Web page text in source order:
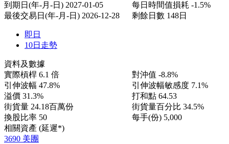
到期日(年-月-日) 2027-01-05 每日時間值損耗 -1.5%
最後交易日(年-月-日) 2026-12-28 剩餘日數 148日
即日
10日走勢
資料及數據
實際槓桿 6.1 倍 對沖值 -8.8%
引伸波幅 47.8% 引伸波幅敏感度 7.1%
溢價 31.3% 打和點 64.53
街貨量 24.18百萬份 街貨量百分比 34.5%
換股比率 50 每手(份) 5,000
相關資產 (延遲*)
3690 美團